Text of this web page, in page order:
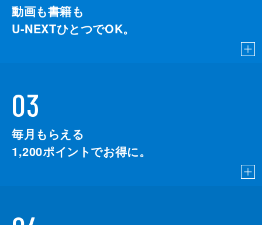
動画も書籍も
U-NEXTひとつでOK。
03
毎月もらえる
1,200ポイントでお得に。